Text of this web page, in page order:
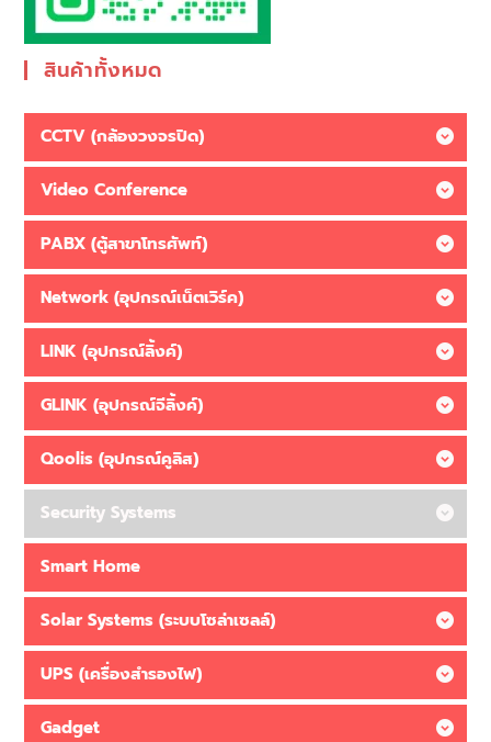
สินค้าทั้งหมด
CCTV (กล้องวงจรปิด)
Video Conference
PABX (ตู้สาขาโทรศัพท์)
Network (อุปกรณ์เน็ตเวิร์ค)
LINK (อุปกรณ์ลิ้งค์)
GLINK (อุปกรณ์จีลิ้งค์)
Qoolis (อุปกรณ์คูลิส)
Security Systems
Smart Home
Solar Systems (ระบบโซล่าเซลล์)
UPS (เครื่องสำรองไฟ)
Gadget